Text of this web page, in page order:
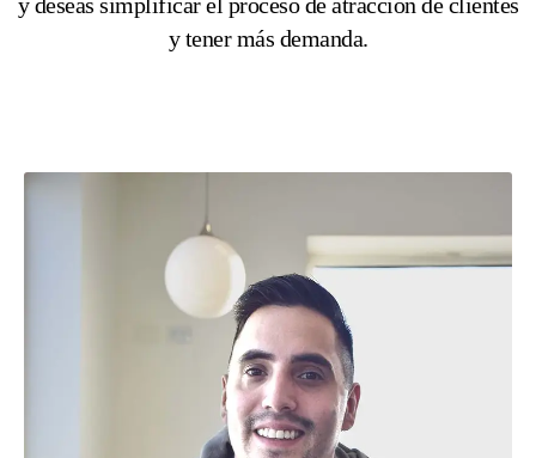
y tener más demanda.